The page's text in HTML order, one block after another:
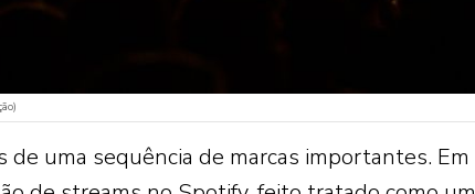
uma sequência de marcas importantes. Em